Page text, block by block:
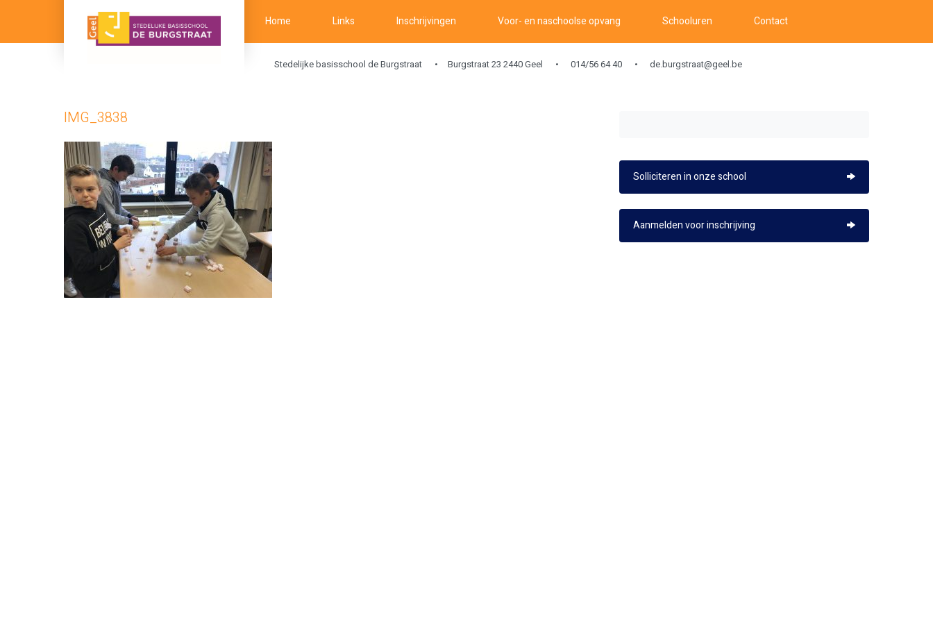
Home Links Inschrijvingen Voor- en naschoolse opvang Schooluren Contact
Stedelijke basisschool de Burgstraat Burgstraat 23 2440 Geel 014/56 64 40 de.burgstraat@geel.be
IMG_3838
Solliciteren in onze school
Aanmelden voor inschrijving